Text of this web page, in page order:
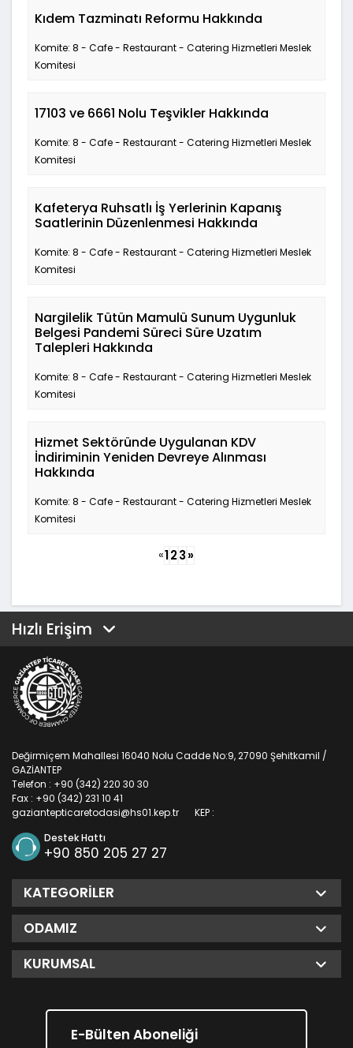
Kıdem Tazminatı Reformu Hakkında
Komite: 8 - Cafe - Restaurant - Catering Hizmetleri Meslek
Komitesi
17103 ve 6661 Nolu Teşvikler Hakkında
Komite: 8 - Cafe - Restaurant - Catering Hizmetleri Meslek
Komitesi
Kafeterya Ruhsatlı İş Yerlerinin Kapanış
Saatlerinin Düzenlenmesi Hakkında
Komite: 8 - Cafe - Restaurant - Catering Hizmetleri Meslek
Komitesi
Nargilelik Tütün Mamulü Sunum Uygunluk
Belgesi Pandemi Süreci Süre Uzatım
Talepleri Hakkında
Komite: 8 - Cafe - Restaurant - Catering Hizmetleri Meslek
Komitesi
Hizmet Sektöründe Uygulanan KDV
İndiriminin Yeniden Devreye Alınması
Hakkında
Komite: 8 - Cafe - Restaurant - Catering Hizmetleri Meslek
Komitesi
«123»
Hızlı Erişim
Değirmiçem Mahallesi 16040 Nolu Cadde No:9, 27090 Şehitkamil /
GAZİANTEP
Telefon : +90 (342) 220 30 30
Fax : +90 (342) 231 10 41
KEP :
gaziantepticaretodasi@hs01.kep.tr
Destek Hattı
+90 850 205 27 27
KATEGORILER
ODAMIZ
KURUMSAL
E-Bülten Aboneliği